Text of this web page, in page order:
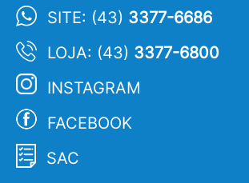
SITE: (43) 3377-6686
LOJA: (43) 3377-6800
INSTAGRAM
FACEBOOK
SAC